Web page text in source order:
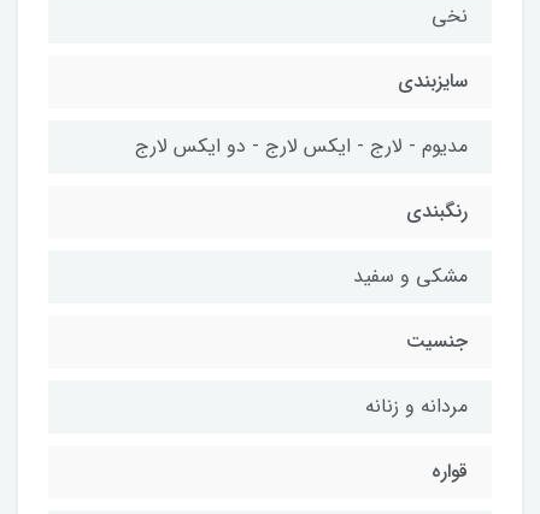
نخی
سایزبندی
مدیوم - لارج - ایکس لارج - دو ایکس لارج
رنگبندی
مشکی و سفید
جنسیت
مردانه و زنانه
قواره